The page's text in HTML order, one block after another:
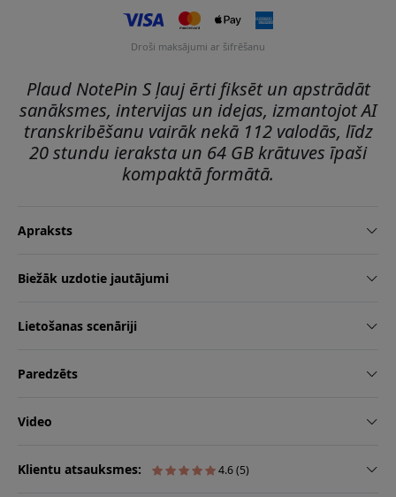
Droši maksājumi ar šifrēšanu
Plaud NotePin S ļauj ērti fiksēt un apstrādāt
sanāksmes, intervijas un idejas, izmantojot AI
transkribēšanu vairāk nekā 112 valodās, līdz
20 stundu ieraksta un 64 GB krātuves īpaši
kompaktā formātā.
Apraksts
Biežāk uzdotie jautājumi
Lietošanas scenāriji
Paredzēts
Video
Klientu atsauksmes: 4.6 (5)